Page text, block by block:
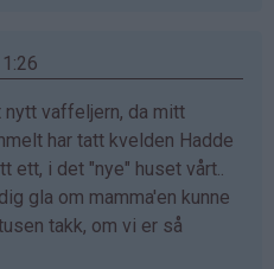
nytt vaffeljern, da mitt
har tatt kvelden Hadde
ett, i det "nye" huset vårt..
gla om mamma'en kunne
takk, om vi er så